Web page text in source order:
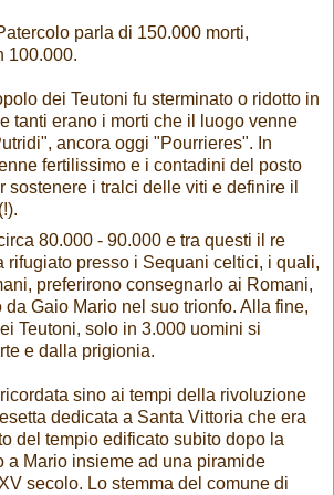
parla di 150.000 morti,
100.000.
dei Teutoni fu sterminato o ridotto in
tanti erano i morti che il luogo venne
ancora oggi "Pourrieres". In
fertilissimo e i contadini del posto
sostenere i tralci delle viti e definire il
80.000 - 90.000 e tra questi il re
rifugiato presso i Sequani celtici, i quali,
preferirono consegnarlo ai Romani,
Gaio Mario nel suo trionfo. Alla fine,
Teutoni, solo in 3.000 uomini si
e dalla prigionia.
sino ai tempi della rivoluzione
dedicata a Santa Vittoria che era
del tempio edificato subito dopo la
a Mario insieme ad una piramide
secolo. Lo stemma del comune di